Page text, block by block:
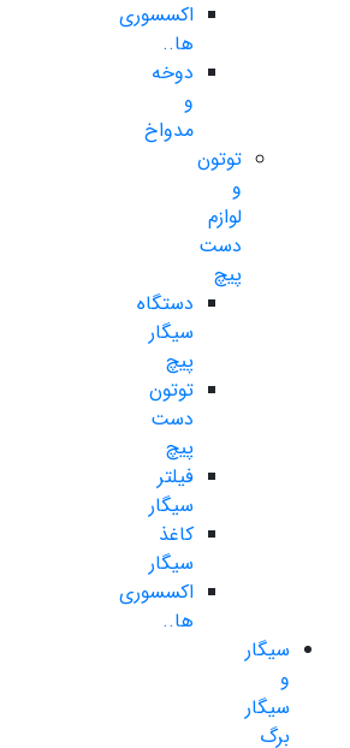
اکسسوری
ها..
دوخه
و
مدواخ
توتون
و
لوازم
دست
پیچ
دستگاه
سیگار
پیچ
توتون
دست
پیچ
فیلتر
سیگار
کاغذ
سیگار
اکسسوری
ها..
سیگار
و
سیگار
برگ